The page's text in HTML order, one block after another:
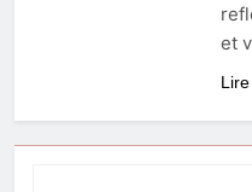
et
Lire